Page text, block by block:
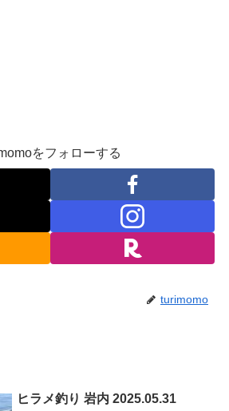
をフォローする
turimomo
ヒラメ釣り 岩内 2025.05.31